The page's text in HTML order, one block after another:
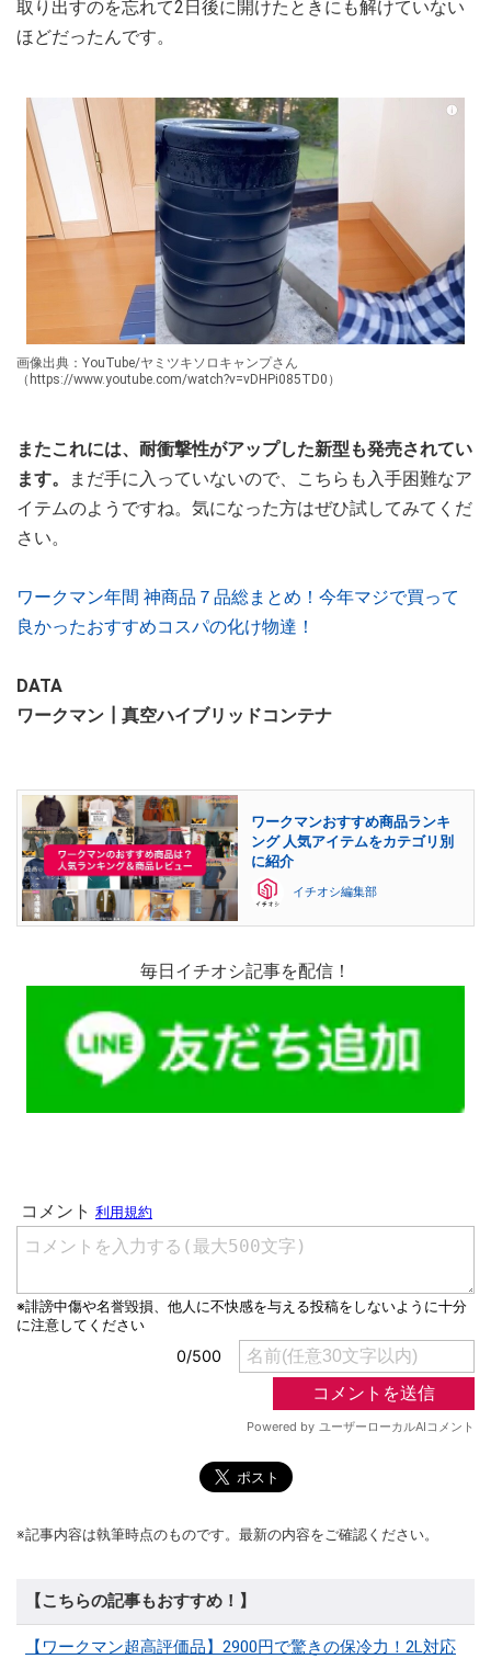
取り出すのを忘れて2日後に開けたときにも解けていない
ほどだったんです。
画像出典：YouTube/ヤミツキソロキャンプさん
（https://www.youtube.com/watch?v=vDHPi085TD0）
またこれには、耐衝撃性がアップした新型も発売されてい
ます。
まだ手に入っていないので、こちらも入手困難なア
イテムのようですね。気になった方はぜひ試してみてくだ
さい。
ワークマン年間 神商品７品総まとめ！今年マジで買って
良かったおすすめコスパの化け物達！
DATA
ワークマン┃真空ハイブリッドコンテナ
ワークマンおすすめ商品ランキ
ング 人気アイテムをカテゴリ別
に紹介
イチオシ編集部
毎日イチオシ記事を配信！
※記事内容は執筆時点のものです。最新の内容をご確認ください。
【こちらの記事もおすすめ！】
【ワークマン超高評価品】2900円で驚きの保冷力！2L対応